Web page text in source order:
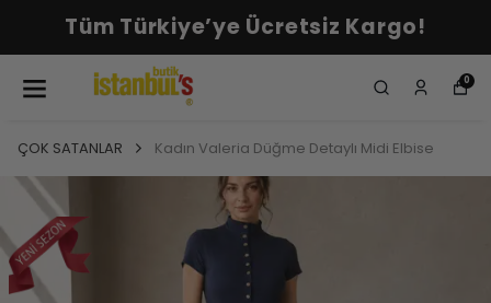
Tüm Türkiye’ye Ücretsiz Kargo!
0
ÇOK SATANLAR Kadın Valeria Düğme Detaylı Midi Elbise